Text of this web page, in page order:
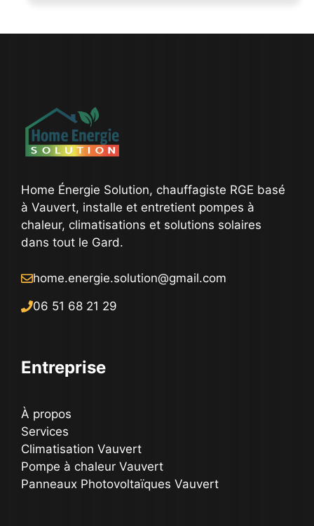
Home Énergie Solution, chauffagiste RGE basé
à Vauvert, installe et entretient pompes à
chaleur, climatisations et solutions solaires
dans tout le Gard.
home.energie.solution@gmail.com
06 51 68 21 29
Entreprise
À propos
Services
Climatisation Vauvert
Pompe à chaleur Vauvert
Panneaux Photovoltaïques Vauvert